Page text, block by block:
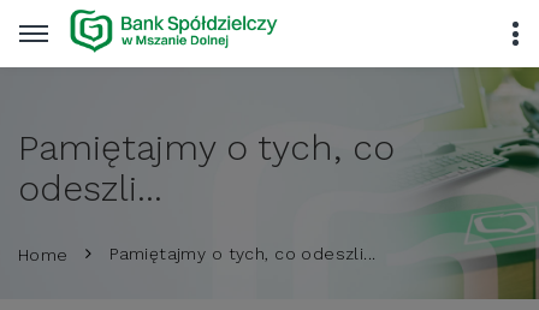
Pamiętajmy o tych, co
odeszli...
Home Pamiętajmy o tych, co odeszli...